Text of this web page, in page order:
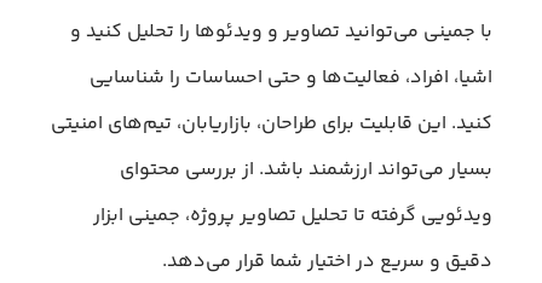
با جمینی می‌توانید تصاویر و ویدئوها را تحلیل کنید و
اشیا، افراد، فعالیت‌ها و حتی احساسات را شناسایی
کنید. این قابلیت برای طراحان، بازاریابان، تیم‌های امنیتی
بسیار می‌تواند ارزشمند باشد. از بررسی محتوای
ویدئویی گرفته تا تحلیل تصاویر پروژه، جمینی ابزار
دقیق و سریع در اختیار شما قرار می‌دهد.